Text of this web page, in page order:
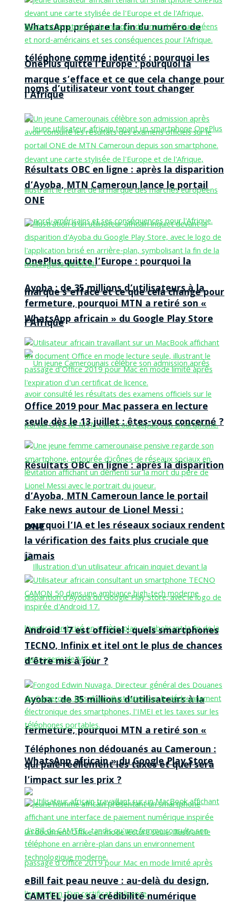
WhatsApp prépare la fin du numéro de
téléphone comme identité : pourquoi les
noms d’utilisateur vont tout changer
OnePlus quitte l’Europe : pourquoi la
marque s’efface et ce que cela change pour
l’Afrique
Résultats OBC en ligne : après la disparition
d’Ayoba, MTN Cameroun lance le portail
ONE
Ayoba : de 35 millions d’utilisateurs à la
fermeture, pourquoi MTN a retiré son «
WhatsApp africain » du Google Play Store
OnePlus quitte l’Europe : pourquoi la
marque s’efface et ce que cela change pour
l’Afrique
Résultats OBC en ligne : après la disparition
d’Ayoba, MTN Cameroun lance le portail
ONE
Ayoba : de 35 millions d’utilisateurs à la
fermeture, pourquoi MTN a retiré son «
WhatsApp africain » du Google Play Store
Office 2019 pour Mac passera en lecture
seule dès le 13 juillet : êtes-vous concerné ?
Fake news autour de Lionel Messi :
pourquoi l’IA et les réseaux sociaux rendent
la vérification des faits plus cruciale que
jamais
Android 17 est officiel : quels smartphones
TECNO, Infinix et itel ont le plus de chances
d’être mis à jour ?
Téléphones non dédouanés au Cameroun :
qui paie réellement les taxes et quel sera
l’impact sur les prix ?
eBill fait peau neuve : au-delà du design,
CAMTEL joue sa crédibilité numérique